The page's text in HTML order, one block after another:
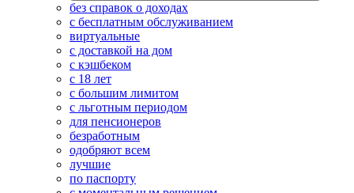
без справок о доходах
с бесплатным обслуживанием
виртуальные
с доставкой на дом
с кэшбеком
с 18 лет
с большим лимитом
с льготным периодом
для пенсионеров
безработным
одобряют всем
лучшие
по паспорту